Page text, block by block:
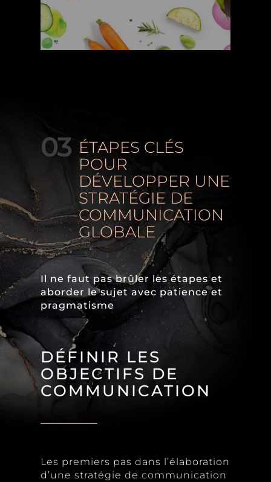
03 ÉTAPES CLÉS
POUR
DÉVELOPPER UNE
STRATÉGIE DE
COMMUNICATION
GLOBALE
Il ne faut pas brûler les étapes et
aborder le sujet avec patience et
pragmatisme
DÉFINIR LES
OBJECTIFS DE
COMMUNICATION
Les premiers pas dans l’élaboration
d’une stratégie de communication